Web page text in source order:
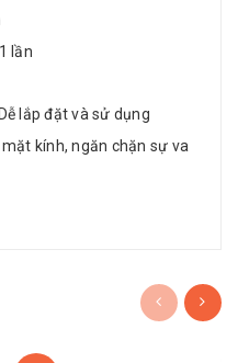
lần
lắp đặt và sử dụng
kính, ngăn chặn sự va